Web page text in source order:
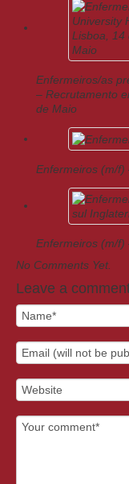
Enfermeiros/as
– Recrutamento
de Maio
Enfermeiros (m/f)
Enfermeiros (m/f)
No Comments Yet.
Leave a